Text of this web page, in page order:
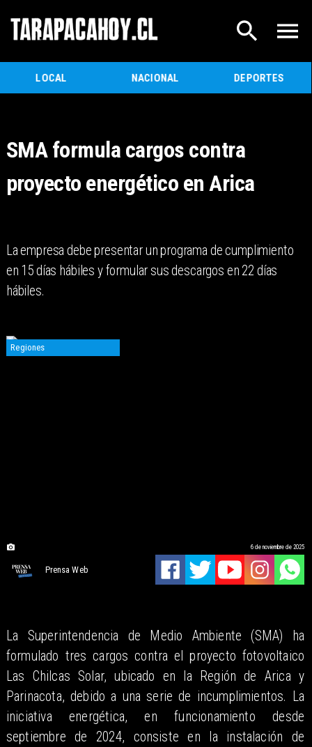
LOCAL NACIONAL DEPORTES
SMA formula cargos contra
proyecto energético en Arica
La empresa debe presentar un programa de cumplimiento
en 15 días hábiles y formular sus descargos en 22 días
hábiles.
Regiones
Prensa Web
6 de noviembre de 2025
La Superintendencia de Medio Ambiente (SMA) ha
formulado tres cargos contra el proyecto fotovoltaico
Las Chilcas Solar, ubicado en la Región de Arica y
Parinacota, debido a una serie de incumplimientos. La
iniciativa energética, en funcionamiento desde
septiembre de 2024, consiste en la instalación de